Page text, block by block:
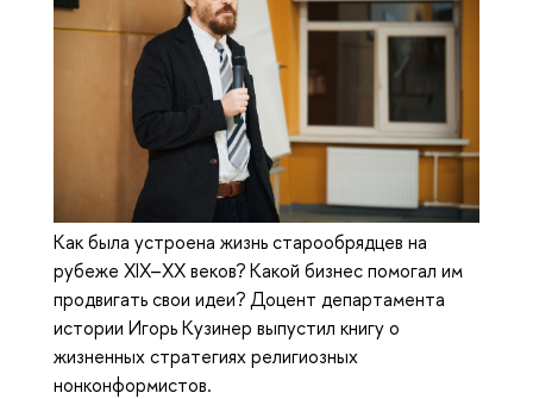
Как была устроена жизнь старообрядцев на
рубеже XIX–XX веков? Какой бизнес помогал им
продвигать свои идеи? Доцент департамента
истории Игорь Кузинер выпустил книгу о
жизненных стратегиях религиозных
нонконформистов.